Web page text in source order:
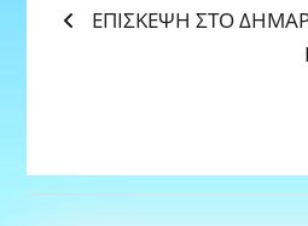
ΠΛΟΉΓΗΣΗ
Previous
ΕΠΙΣΚΕΨΗ ΣΤΟ